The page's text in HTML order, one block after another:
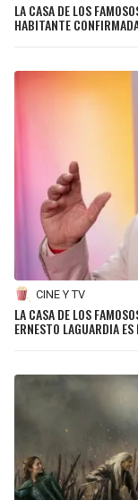
LA CASA DE LOS
HABITANTE
CINE Y TV
LA CASA DE LOS
ERNESTO LAGUARDIA